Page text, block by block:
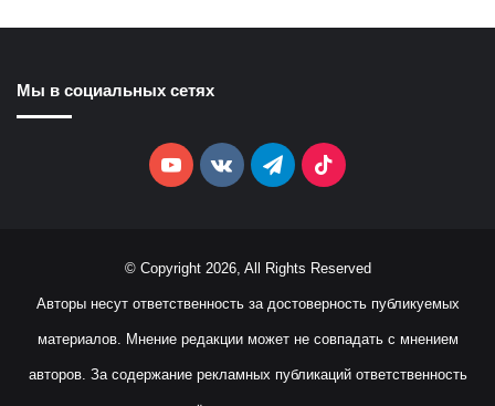
Мы в социальных сетях
YouTubevk.comTelegramTikTok
© Copyright 2026, All Rights Reserved
Авторы несут ответственность за достоверность публикуемых
материалов. Мнение редакции может не совпадать с мнением
авторов. За содержание рекламных публикаций ответственность